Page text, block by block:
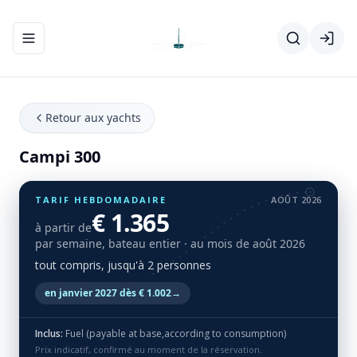
Ouvrir/fermer le menu de navigation
Retour aux yachts
Campi 300
TARIF HEBDOMADAIRE AOÛT 2026
à partir de€ 1.365
par semaine, bateau entier · au mois de août 2026
tout compris, jusqu'à 2 personnes
en janvier 2027 dès € 1.002→
Inclus: Fuel (payable at base,according to consumption)
Prix indicatif, confirmé au moment de la réservation.